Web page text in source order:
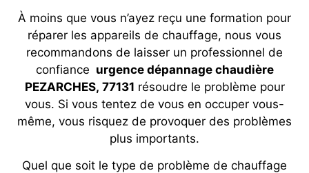
À moins que vous n’ayez reçu une formation pour
réparer les appareils de chauffage, nous vous
recommandons de laisser un professionnel de
confiance urgence dépannage chaudière
PEZARCHES, 77131 résoudre le problème pour
vous. Si vous tentez de vous en occuper vous-
même, vous risquez de provoquer des problèmes
plus importants.
Quel que soit le type de problème de chauffage